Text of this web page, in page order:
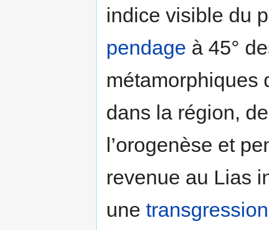
indice visible du
pendage à 45°
métamorphiques
dans la région,
l’orogenèse et
revenue au Lias
une transgression